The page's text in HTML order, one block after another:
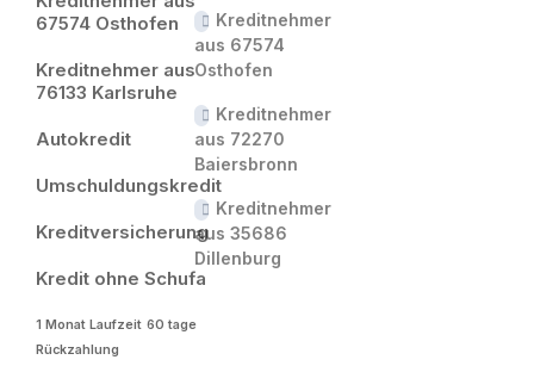
67574 Osthofen
Kreditnehmer aus
76133 Karlsruhe
Autokredit
Umschuldungskredit
Kreditversicherung
Kredit ohne Schufa
1 Monat Laufzeit 60 tage
Rückzahlung
Kreditnehmer
aus 67574
Osthofen
Kreditnehmer
aus 72270
Baiersbronn
Kreditnehmer
aus 35686
Dillenburg